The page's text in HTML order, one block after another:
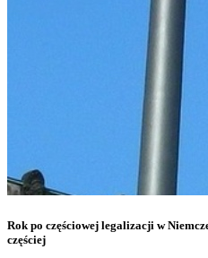
Rok po częściowej legalizacji w
częściej